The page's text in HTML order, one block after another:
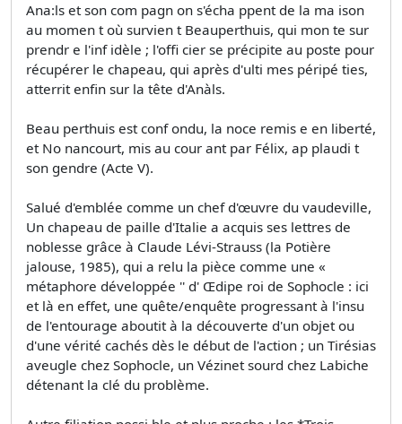
Ana:ls et son com pagn on s'écha ppent de la ma ison
au momen t où survien t Beauperthuis, qui mon te sur
prendr e l'inf idèle ; l'offi cier se précipite au poste pour
récupérer le chapeau, qui après d'ulti­ mes péripé ties,
atterrit enfin sur la tête d'Anàls.
Beau perthuis est conf ondu, la noce remis e en liberté,
et No nancourt, mis au cour ant par Félix, ap plaudi t
son gendre (Acte V).
Salué d'emblée comme un chef­ d'œuvre du vaudeville,
Un chapeau de paille d'Italie a acquis ses lettres de
noblesse grâce à Claude Lévi-Strauss (la Potière
jalouse, 1985), qui a relu la pièce comme une «
métaphore développée '' d' Œdipe roi de Sophocle : ici
et là en effet, une quête/enquête progressant à l'insu
de l'entourage aboutit à la découverte d'un objet ou
d'une vérité cachés dès le début de l'action ; un Tirésias
aveugle chez Sophocle, un Vézinet sourd chez Labiche
détenant la clé du problème.